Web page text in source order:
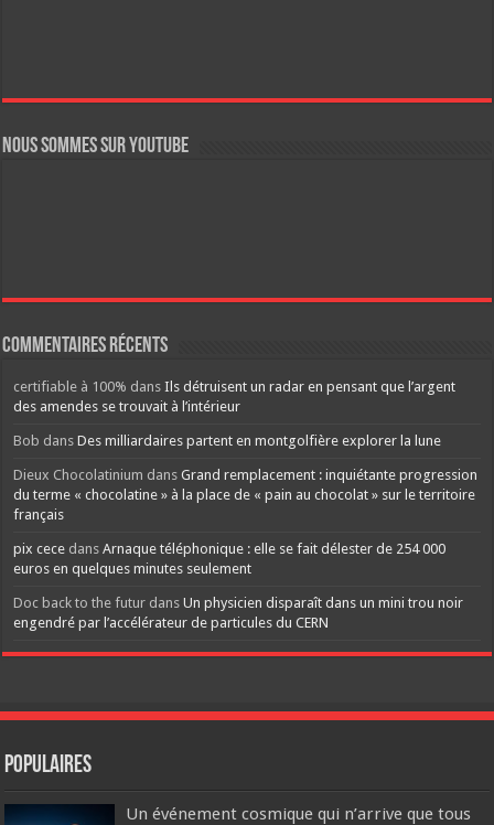
Nous sommes sur YouTube
Commentaires récents
certifiable à 100% dansIls détruisent un radar en pensant que l’argent
des amendes se trouvait à l’intérieur
Bob dansDes milliardaires partent en montgolfière explorer la lune
Dieux Chocolatinium dansGrand remplacement : inquiétante progression
du terme « chocolatine » à la place de « pain au chocolat » sur le territoire
français
pix cece dansArnaque téléphonique : elle se fait délester de 254 000
euros en quelques minutes seulement
Doc back to the futur dansUn physicien disparaît dans un mini trou noir
engendré par l’accélérateur de particules du CERN
Populaires
Un événement cosmique qui n’arrive que tous